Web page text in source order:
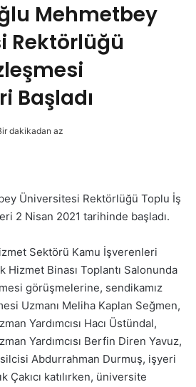
Mehmetbey
Rektörlüğü
Başladı
dakikadan az
Üniversitesi Rektörlüğü Toplu İş
2 Nisan 2021 tarihinde başladı.
Sektörü Kamu İşverenleri
Hizmet Binası Toplantı Salonunda
görüşmelerine, sendikamız
Uzmanı Meliha Kaplan Seğmen,
Yardımcısı Hacı Üstündal,
Yardımcısı Berfin Diren Yavuz,
Abdurrahman Durmuş, işyeri
Çakıcı katılırken, üniversite